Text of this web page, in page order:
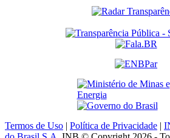
Termos de Uso | Política de Privacidade |